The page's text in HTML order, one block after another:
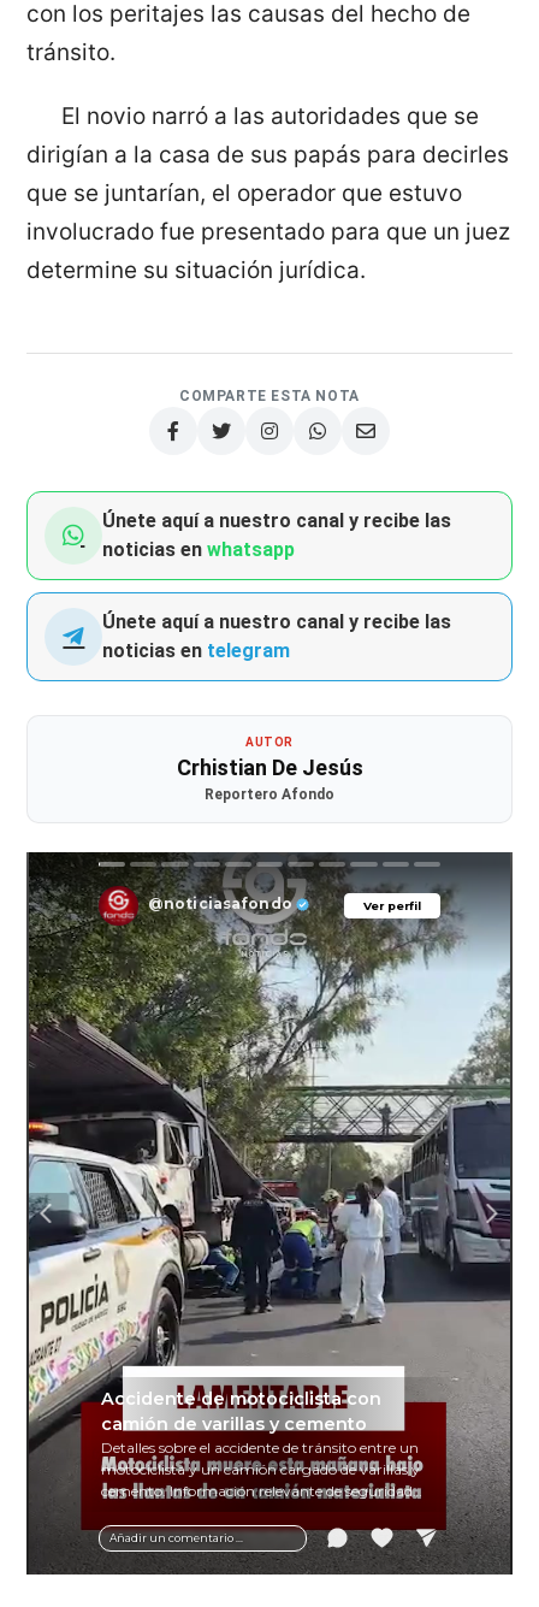
con los peritajes las causas del hecho de
tránsito.
El novio narró a las autoridades que se
dirigían a la casa de sus papás para decirles
que se juntarían, el operador que estuvo
involucrado fue presentado para que un juez
determine su situación jurídica.
COMPARTE ESTA NOTA
Únete aquí a nuestro canal y recibe las
noticias enwhatsapp
Únete aquí a nuestro canal y recibe las
noticias en telegram
AUTOR
Crhistian De Jesús
Reportero Afondo
Ver perfil
@noticiasafondo Ver perfil
Añadir un comentario ...
Accidente de motociclista con
camión de varillas y cemento
Detalles sobre el accidente de tránsito entre un
motociclista y un camión cargado de varillas y
cemento. Información relevante de seguridad
vial y recomendaciones para motociclistas.